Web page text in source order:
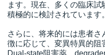
ます。現在、多くの臨床
積極的に検討されています。
さらに、将来的には患者
徴に応じて、変異特異的阻
Dual-state阻害薬、